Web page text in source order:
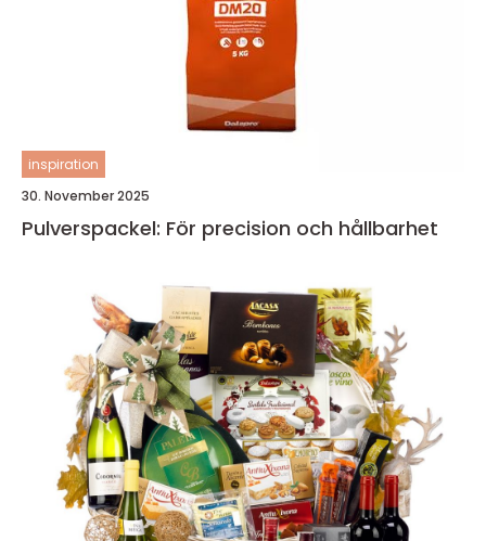
inspiration
30. November 2025
Pulverspackel: För precision och hållbarhet